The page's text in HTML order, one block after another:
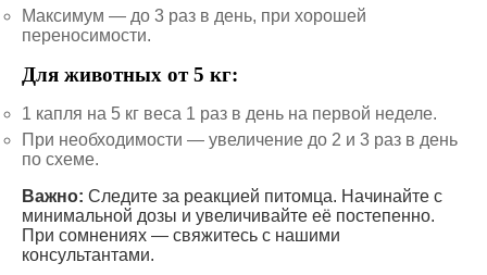
Максимум — до 3 раз в день, при хорошей
переносимости.
Для животных от 5 кг:
1 капля на 5 кг веса 1 раз в день на первой неделе.
При необходимости — увеличение до 2 и 3 раз в день
по схеме.
Важно: Следите за реакцией питомца. Начинайте с
минимальной дозы и увеличивайте её постепенно.
При сомнениях — свяжитесь с нашими
консультантами.